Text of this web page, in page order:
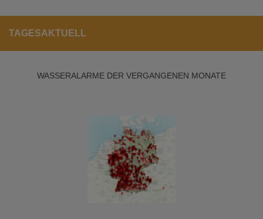
TAGESAKTUELL
WASSERALARME DER VERGANGENEN MONATE